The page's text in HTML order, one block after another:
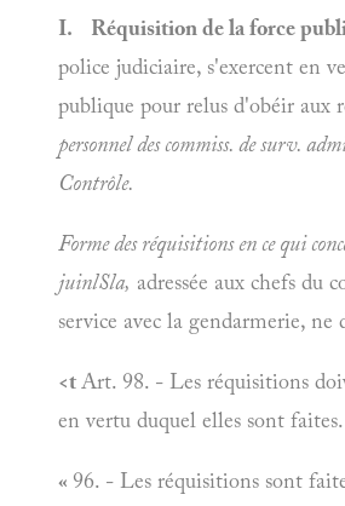
I. Réquisition de la force
police judiciaire, s'exercent en
publique pour relus d'obéir aux
personnel des commiss. de surv.
Contrôle.
Forme des réquisitions en ce qui
juinlSla, adressée aux chefs du
service avec la gendarmerie, ne
<tArt. 98. - Les réquisitions
en vertu duquel elles sont faites.
« 96. - Les réquisitions sont